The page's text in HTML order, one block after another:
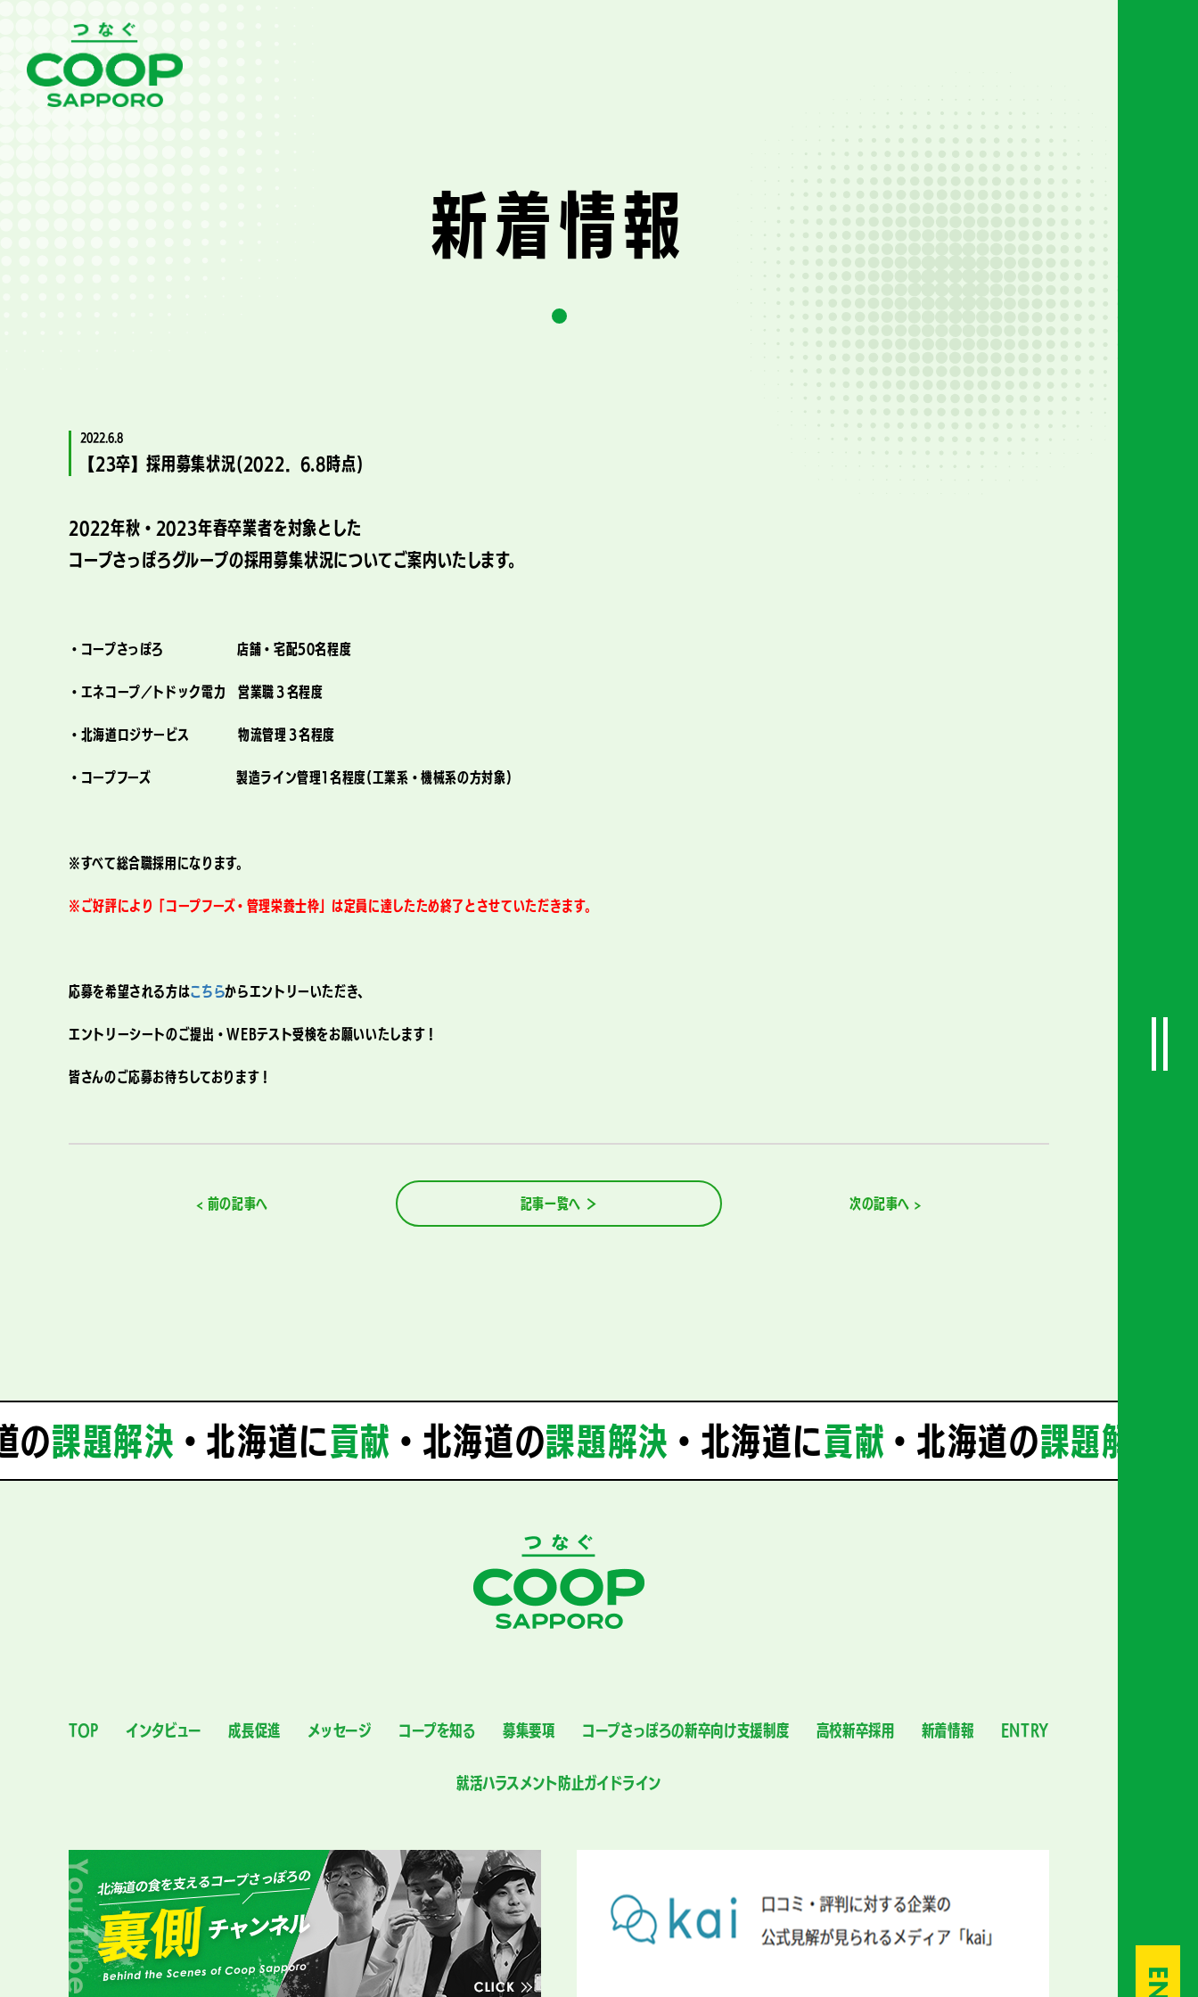
新着情報
2022.6.8
【23卒】採用募集状況(2022．6.8時点)
2022年秋・2023年春卒業者を対象とした
コープさっぽろグループの採用募集状況についてご案内いたします。
・コープさっぽろ 店舗・宅配50名程度
・エネコープ／トドック電力 営業職３名程度
・北海道ロジサービス 物流管理３名程度
・コープフーズ 製造ライン管理1名程度(工業系・機械系の方対象)
※すべて総合職採用になります。
※ご好評により「コープフーズ・管理栄養士枠」は定員に達したため終了とさせていただきます。
応募を希望される方はこちらからエントリーいただき、
エントリーシートのご提出・WEBテスト受検をお願いいたします！
皆さんのご応募お待ちしております！
< 前の記事へ 記事一覧へ ＞ 次の記事へ >
課題解決・ 北海道に貢献・北海道の課題解決・ 北海道に貢献・北海道の課題解決
TOP インタビュー 成長促進 メッセージ コープを知る 募集要項 コープさっぽろの新卒向け支援制度 高校新卒採用 新着情報 ENTRY
就活ハラスメント防止ガイドライン